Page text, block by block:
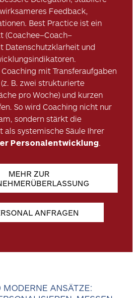
Feedback,
Best Practice ist ein
(Coachee–Coach–
Datenschutzklarheit und
mit Transferaufgaben
B. zwei strukturierte
pro Woche) und kurzen
So wird Coaching nicht nur
sondern stärkt die
als systemische Säule Ihrer
Personalentwicklung.
MEHR ZUR
ANFRAGEN
ANSÄTZE: